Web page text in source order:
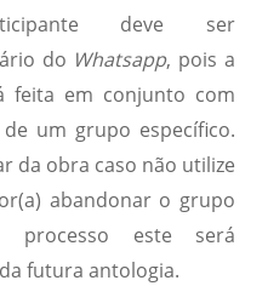
deve ser
do Whatsapp, pois a
feita em conjunto com
um grupo específico.
da obra caso não utilize
abandonar o grupo
este será
da futura antologia.